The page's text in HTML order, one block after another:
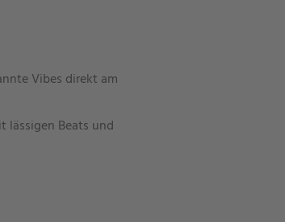
Vibes direkt am
lässigen Beats und